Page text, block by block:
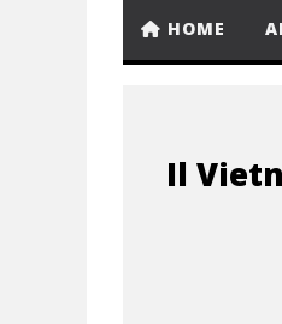
HOME
Il